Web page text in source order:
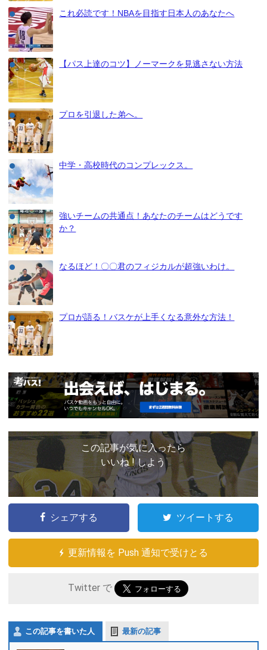
これ必読です！NBAを目指す日本人のあなたへ
【パス上達のコツ】ノーマークを見逃さない方法
プロを引退した弟へ。
中学・高校時代のコンプレックス。
強いチームの共通点！あなたのチームはどうです
か？
なるほど！〇〇君のフィジカルが超強いわけ。
プロが語る！バスケが上手くなる意外な方法！
この記事が気に入ったら
いいね ! しよう
シェアする ツイートする
更新情報を Push 通知で受けとる
Twitter で
この記事を書いた人 最新の記事